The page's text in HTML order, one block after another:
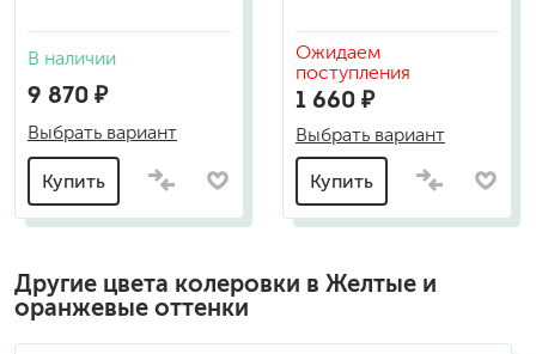
В наличии
9 870 ₽
Выбрать вариант
Купить
Ожидаем
поступления
1 660 ₽
Выбрать вариант
Купить
Другие цвета колеровки в Желтые и
оранжевые оттенки